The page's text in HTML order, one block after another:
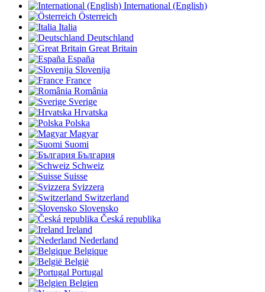
International (English)
Österreich
Italia
Deutschland
Great Britain
España
Slovenija
France
România
Sverige
Hrvatska
Polska
Magyar
Suomi
България
Schweiz
Suisse
Svizzera
Switzerland
Slovensko
Česká republika
Ireland
Nederland
Belgique
België
Portugal
Belgien